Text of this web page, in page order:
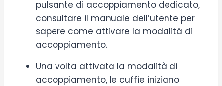
pulsante di accoppiamento dedicato,
consultare il manuale dell’utente per
sapere come attivare la modalità di
accoppiamento.
Una volta attivata la modalità di
accoppiamento, le cuffie iniziano